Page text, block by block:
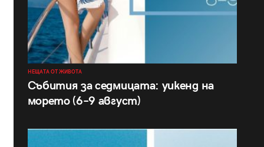
НЕЩАТА ОТ ЖИВОТА
Събития за седмицата: уикенд на
морето (6–9 август)